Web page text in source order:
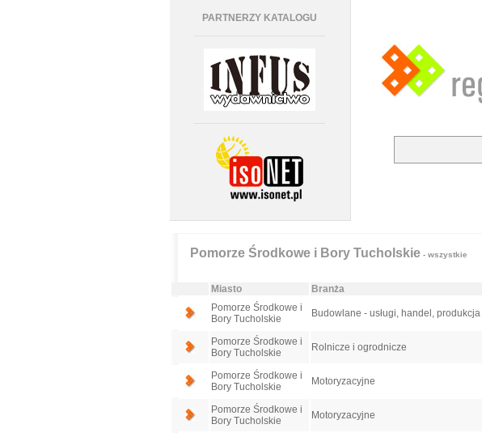
PARTNERZY KATALOGU
Pomorze Środkowe i Bory Tucholskie- wszystkie
Miasto Branża
Pomorze Środkowe i
Bory Tucholskie
Budowlane - usługi, handel, produkcja
Pomorze Środkowe i
Bory Tucholskie
Rolnicze i ogrodnicze
Pomorze Środkowe i
Bory Tucholskie
Motoryzacyjne
Pomorze Środkowe i
Bory Tucholskie
Motoryzacyjne